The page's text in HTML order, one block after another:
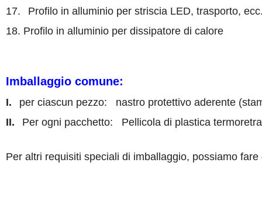
17.
Profilo in alluminio per striscia LED, trasporto,
18. Profilo in alluminio per dissipatore di calore
Imballaggio comune:
I. per ciascun pezzo:
nastro protettivo aderente
II.
Per ogni pacchetto: Pellicola di plastica
Per altri requisiti speciali di imballaggio, possiamo